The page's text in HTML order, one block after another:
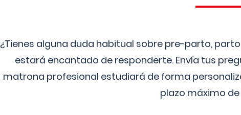
¿Tienes alguna duda habitual sobre pre-parto,
estará encantado de responderte. Envía tus
matrona profesional estudiará de forma
plazo máximo de